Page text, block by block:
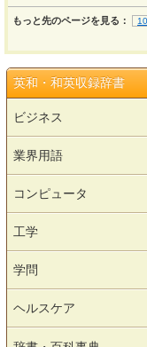
もっと先のページを見る： 10
英和・和英収録辞書
ビジネス
業界用語
コンピュータ
工学
学問
ヘルスケア